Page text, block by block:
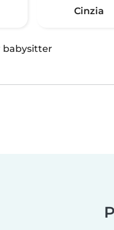
Cinzia
babysitter